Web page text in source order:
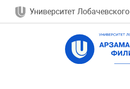
Университет Лобачевского